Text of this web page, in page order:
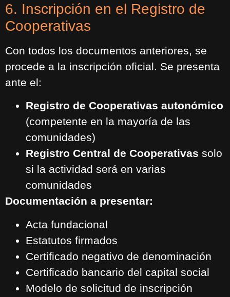
6. Inscripción en el Registro de
Cooperativas
Con todos los documentos anteriores, se
procede a la inscripción oficial. Se presenta
ante el:
Registro de Cooperativas autonómico
(competente en la mayoría de las
comunidades)
Registro Central de Cooperativas solo
si la actividad será en varias
comunidades
Documentación a presentar:
Acta fundacional
Estatutos firmados
Certificado negativo de denominación
Certificado bancario del capital social
Modelo de solicitud de inscripción